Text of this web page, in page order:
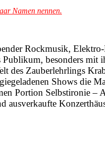
Namen nennen.
Rockmusik,
besonders mit
des Zauberlehrlings
Shows die
Portion Selbstironie –
ausverkaufte